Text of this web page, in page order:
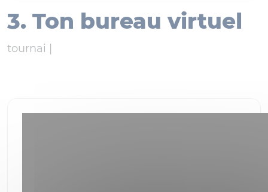
3. Ton bureau virtuel
tournai |